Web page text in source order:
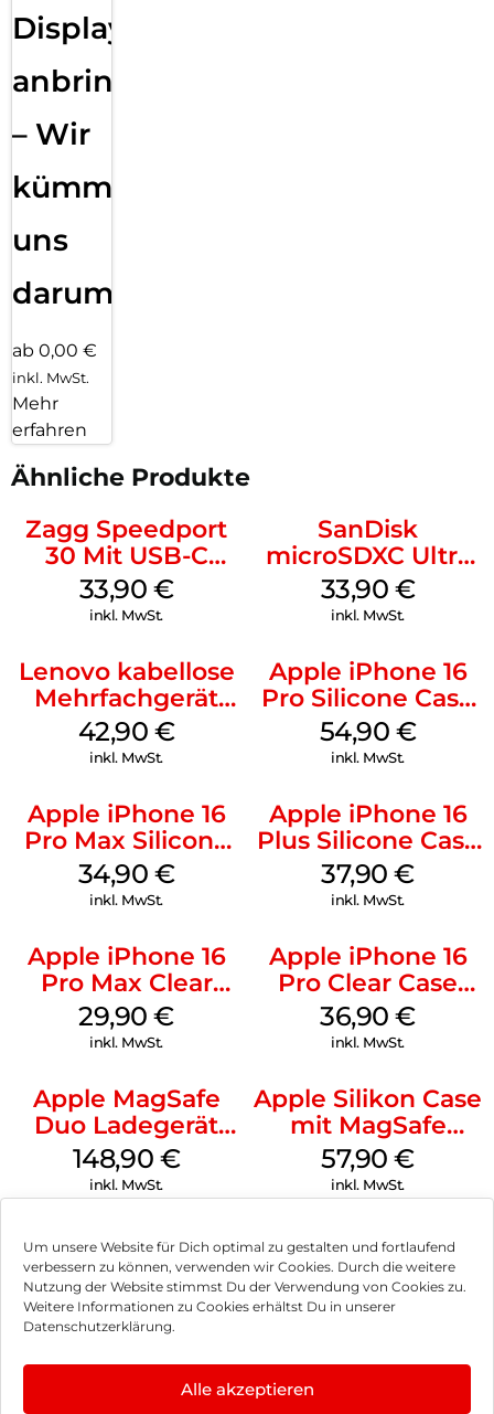
Um unsere Website für Dich optimal zu gestalten und fortlaufend
verbessern zu können, verwenden wir Cookies. Durch die weitere
Nutzung der Website stimmst Du der Verwendung von Cookies zu.
Weitere Informationen zu Cookies erhältst Du in unserer
Datenschutzerklärung.
Alle akzeptieren
Displayfolie
anbringen
– Wir
kümmern
uns
darum!
ab 0,00 €
inkl. MwSt.
Mehr
erfahren
Ähnliche Produkte
Zagg Speedport
30 Mit USB-C
Kabel Weiß
33,90 €
inkl. MwSt.
SanDisk
microSDXC Ultra
128 GB + Adapter
Mobile
33,90 €
inkl. MwSt.
Lenovo kabellose
Mehrfachgerät
Luna Grey
42,90 €
inkl. MwSt.
Apple iPhone 16
Pro Silicone Case
MagSafe Black
54,90 €
inkl. MwSt.
Apple iPhone 16
Pro Max Silicone
Case MagSafe
Denim
34,90 €
inkl. MwSt.
Apple iPhone 16
Plus Silicone Case
MagSafe Lake
Green
37,90€
inkl. MwSt.
Apple iPhone 16
Pro Max Clear
Case MagSafe
Transparent
29,90€
inkl. MwSt.
Apple iPhone 16
Pro Clear Case
MagSafe
Transparent
36,90€
inkl. MwSt.
Apple MagSafe
Duo Ladegerät
Weiß
148,90 €
inkl. MwSt.
Apple Silikon Case
mit MagSafe
iPhone 14 Pro
(PRODUCT)RED
57,90€
inkl. MwSt.
Impressum